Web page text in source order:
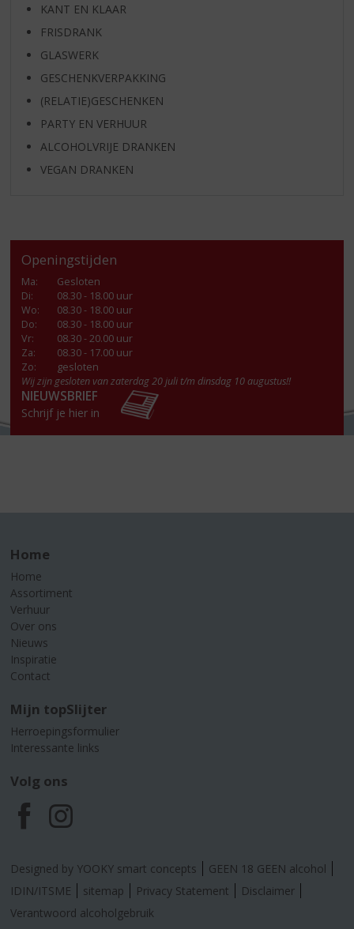
KANT EN KLAAR
FRISDRANK
GLASWERK
GESCHENKVERPAKKING
(RELATIE)GESCHENKEN
PARTY EN VERHUUR
ALCOHOLVRIJE DRANKEN
VEGAN DRANKEN
Openingstijden
Ma:
Gesloten
Di:
08.30 - 18.00 uur
Wo:
08.30 - 18.00 uur
Do:
08.30 - 18.00 uur
Vr:
08.30 - 20.00 uur
Za:
08.30 - 17.00 uur
Zo:
gesloten
Wij zijn gesloten van zaterdag 20 juli t/m dinsdag 10 augustus!!
NIEUWSBRIEF
Schrijf je hier in
Home
Home
Assortiment
Verhuur
Over ons
Nieuws
Inspiratie
Contact
Mijn topSlijter
Herroepingsformulier
Interessante links
Volg ons
F
a
c
I
n
s
Designed by YOOKY smart concepts
GEEN 18 GEEN alcohol
IDIN/ITSME
sitemap Privacy Statement
Disclaimer
Verantwoord alcoholgebruik